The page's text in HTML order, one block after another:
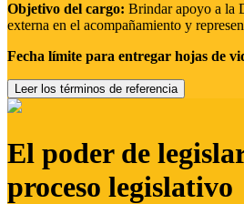
Objetivo del cargo: Brindar apoyo a la
externa en el acompañamiento y
Fecha límite para entregar hojas de
Leer los términos de referencia
El poder de
proceso legislativo